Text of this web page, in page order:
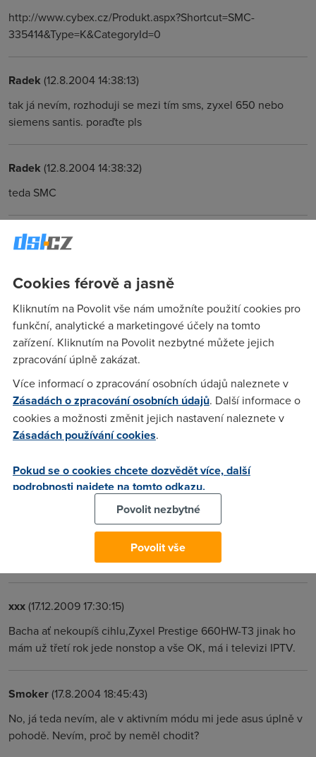
http://www.cybex.cz/Produkt.aspx?Shortcut=SMC-
335414&Type=K&CategoryId=0
Radek (12.8.2004 14:38:13)
tak já nevím, rozhoduji se mezi tím sms, zyxel 650 nebo
siemens santis. poraďte pls
Radek (12.8.2004 14:38:32)
teda SMC
Martin(12.8.2004 15:59:17)
Martin(12.8.2004 15:59:33)
Jeste dodam, ze taky velmi dobra cena.
ja(17.8.2004 16:40:04)
doporucuji kombo 3com ADSL modem, router, wifi 54g stoji
neco malo pres 5 kkc s DPH nedoporucuji ASUS, ja mam
sice stesti na bezporuchovy kousek, ale nejde rozchodit bez
modu
(17.8.2004 16:42:14)
Hm a to ten modem provadi NAT bez moznosti nastaveni? to
je pak modem do srotu.
xxx(17.12.2009 17:30:15)
Bacha ať nekoupíš cihlu,Zyxel Prestige 660HW-T3 jinak ho
mám už třetí rok jede nonstop a vše OK, má i televizi IPTV.
Smoker(17.8.2004 18:45:43)
No, já teda nevím, ale v aktivním módu mi jede asus úplně v
pohodě. Nevím, proč by neměl chodit?
Cookies férově a jasně
Kliknutím na Povolit vše nám umožníte použití cookies pro
funkční, analytické a marketingové účely na tomto
zařízení. Kliknutím na Povolit nezbytné můžete jejich
zpracování úplně zakázat.
Více informací o zpracování osobních údajů naleznete v
Zásadách o zpracování osobních údajů. Další informace o
cookies a možnosti změnit jejich nastavení naleznete v
Zásadách používání cookies.
Pokud se o cookies chcete dozvědět více, další
podrobnosti najdete na tomto odkazu.
Povolit nezbytné
Povolit vše